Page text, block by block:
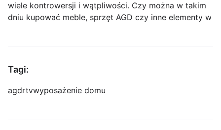
wiele kontrowersji i wątpliwości. Czy można w takim
dniu kupować meble, sprzęt AGD czy inne elementy w
Tagi:
agdrtvwyposażenie domu